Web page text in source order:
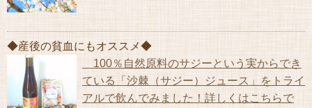
◆産後の貧血にもオススメ◆
100％自然原料のサジーという実からでき
ている「沙棘（サジー）ジュース」をトライ
アルで飲んでみました！詳しくはこちらで